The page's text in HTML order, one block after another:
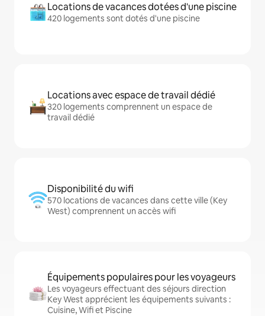
Locations de vacances dotées d'une piscine
420 logements sont dotés d'une piscine
Locations avec espace de travail dédié
320 logements comprennent un espace de
travail dédié
Disponibilité du wifi
570 locations de vacances dans cette ville (Key
West) comprennent un accès wifi
Équipements populaires pour les voyageurs
Les voyageurs effectuant des séjours direction
Key West apprécient les équipements suivants :
Cuisine, Wifi et Piscine